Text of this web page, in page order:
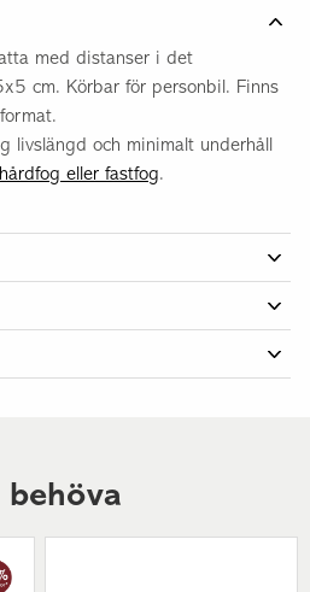
med distanser i det
cm. Körbar för personbil. Finns
livslängd och minimalt underhåll
eller fastfog.
1135355110ST
14,10 kg
fogar och listar dess för- och
fog som passar din
du
här >>.